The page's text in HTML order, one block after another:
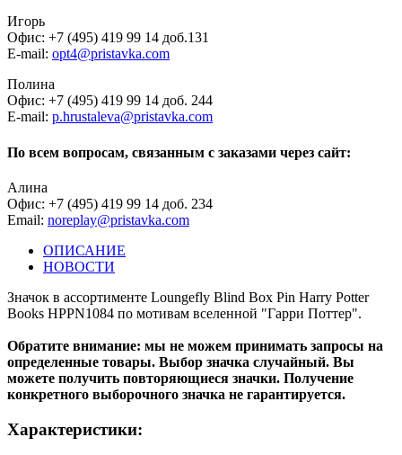
Игорь
Офис: +7 (495) 419 99 14 доб.131
E-mail: opt4@pristavka.com
Полина
Офис: +7 (495) 419 99 14 доб. 244
E-mail: p.hrustaleva@pristavka.com
По всем вопросам, связанным с заказами через сайт:
Алина
Офис: +7 (495) 419 99 14 доб. 234
Email: noreplay@pristavka.com
ОПИСАНИЕ
НОВОСТИ
Значок в ассортименте Loungefly Blind Box Pin Harry Potter
Books HPPN1084 по мотивам вселенной "Гарри Поттер".
Обратите внимание: мы не можем принимать запросы на
определенные товары. Выбор значка случайный. Вы
можете получить повторяющиеся значки. Получение
конкретного выборочного значка не гарантируется.
Характеристики: